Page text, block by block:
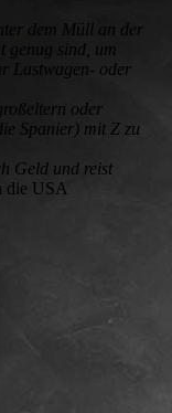
dem Müll an der
genug sind, um
Lastwagen- oder
oder
Spanier) mit Z zu
Geld und reist
die USA